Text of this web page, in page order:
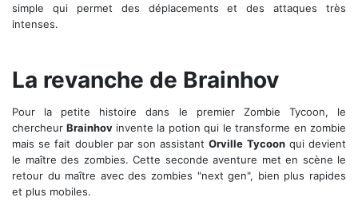
simple qui permet des déplacements et des attaques très
intenses.
La revanche de Brainhov
Pour la petite histoire dans le premier Zombie Tycoon, le
chercheurBrainhov invente la potion qui le transforme en zombie
mais se fait doubler par son assistantOrville Tycoonqui devient
le maître des zombies. Cette seconde aventure met en scène le
retour du maître avec des zombies "next gen", bien plus rapides
et plus mobiles.